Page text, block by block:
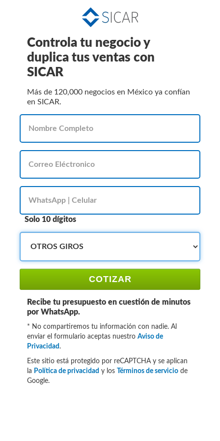
Controla tu negocio y
duplica tus ventas con
SICAR
Más de 120,000 negocios en México ya confían
en SICAR.
Solo 10 dígitos
COTIZAR
Recibe tu presupuesto en cuestión de minutos
por WhatsApp.
* No compartiremos tu información con nadie. Al
enviar el formulario aceptas nuestro Aviso de
Privacidad .
Este sitio está protegido por reCAPTCHA y se aplican
la Política de privacidad y los Términos de servicio de
Google.